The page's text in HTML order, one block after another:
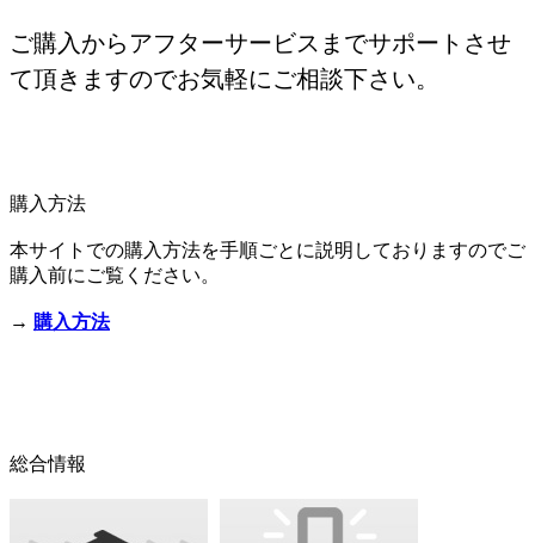
ご購入からアフターサービスまでサポートさせ
て頂きますのでお気軽にご相談下さい。
購入方法
本サイトでの購入方法を手順ごとに説明しておりますのでご
購入前にご覧ください。
→ 購入方法
総合情報